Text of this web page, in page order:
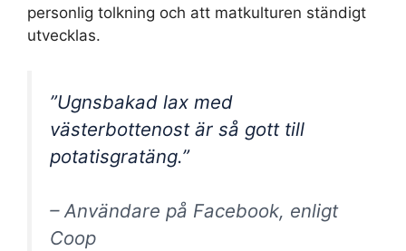
personlig tolkning och att matkulturen ständigt
utvecklas.
”Ugnsbakad lax med
västerbottenost är så gott till
potatisgratäng.”
– Användare på Facebook, enligt
Coop